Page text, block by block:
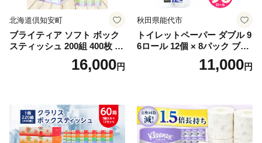
北海道倶知安町
ブライティア ソフト ボック
スティッシュ 200組 400枚 60
箱 日本製 まとめ買い ティッ
シュ リサイクル 長持 防災 常
倶知安町 日用品
16,000円
秋田県能代市
トイレットペーパー ダブル 9
6ロール 12個 × 8パック ブラ
ンカ 再生紙 100％ 芯あり 日
用品 消耗品 無香料 生活用品
11,000円